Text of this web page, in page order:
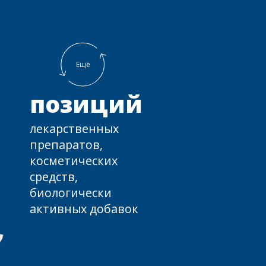
Ещё
позиций
лекарственных
препаратов,
косметических
средств,
биологически
активных добавок